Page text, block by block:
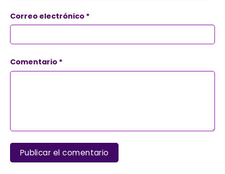
Correo electrónico *
Comentario *